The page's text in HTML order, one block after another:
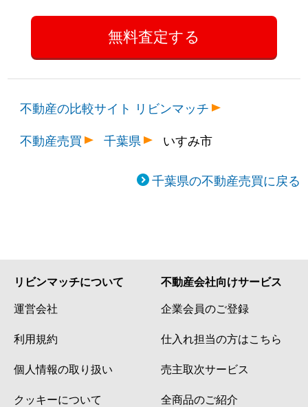
不動産の比較サイト リビンマッチ
不動産売買
千葉県 いすみ市
千葉県の不動産売買に戻る
リビンマッチについて
運営会社
利用規約
個人情報の取り扱い
クッキーについて
不動産会社向けサービス
企業会員のご登録
仕入れ担当の方はこちら
売主取次サービス
全商品のご紹介